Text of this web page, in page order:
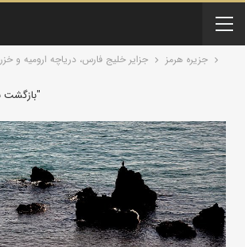
جزایر خلیج فارس، دریاچه ارومیه و خزر جزیره هرمز
بازگشت به "جزیره هرمز"